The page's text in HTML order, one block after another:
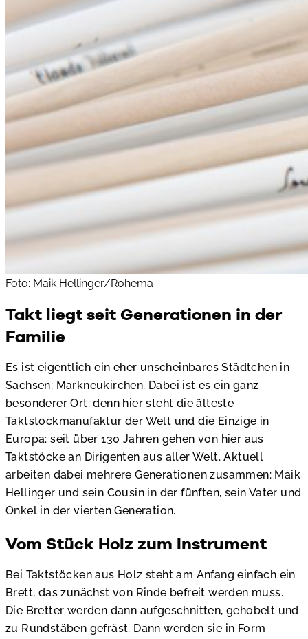
Foto: Maik Hellinger/Rohema
Takt liegt seit Generationen in der
Familie
Es ist eigentlich ein eher unscheinbares Städtchen in
Sachsen: Markneukirchen. Dabei ist es ein ganz
besonderer Ort: denn hier steht die älteste
Taktstockmanufaktur der Welt und die Einzige in
Europa: seit über 130 Jahren gehen von hier aus
Taktstöcke an Dirigenten aus aller Welt. Aktuell
arbeiten dabei mehrere Generationen zusammen: Maik
Hellinger und sein Cousin in der fünften, sein Vater und
Onkel in der vierten Generation.
Vom Stück Holz zum Instrument
Bei Taktstöcken aus Holz steht am Anfang einfach ein
Brett, das zunächst von Rinde befreit werden muss.
Die Bretter werden dann aufgeschnitten, gehobelt und
zu Rundstäben gefräst. Dann werden sie in Form